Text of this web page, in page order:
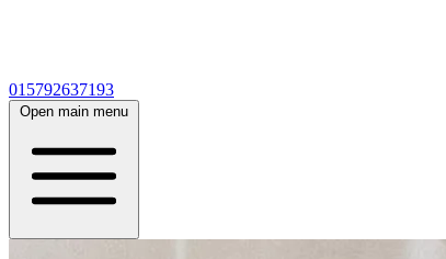
015792637193
Open main menu